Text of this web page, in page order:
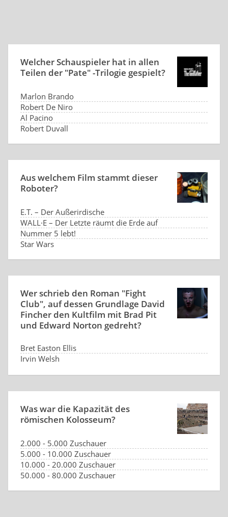
Welcher Schauspieler hat in allen
Teilen der "Pate" -Trilogie gespielt?
Marlon Brando
Robert De Niro
Al Pacino
Robert Duvall
Aus welchem Film stammt dieser
Roboter?
E.T. – Der Außerirdische
WALL·E – Der Letzte räumt die Erde auf
Nummer 5 lebt!
Star Wars
Wer schrieb den Roman "Fight
Club", auf dessen Grundlage David
Fincher den Kultfilm mit Brad Pit
und Edward Norton gedreht?
Bret Easton Ellis
Irvin Welsh
Was war die Kapazität des
römischen Kolosseum?
2.000 - 5.000 Zuschauer
5.000 - 10.000 Zuschauer
10.000 - 20.000 Zuschauer
50.000 - 80.000 Zuschauer